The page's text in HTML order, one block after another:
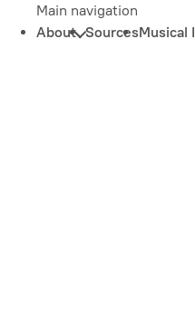
Main navigation
About SourcesMusical